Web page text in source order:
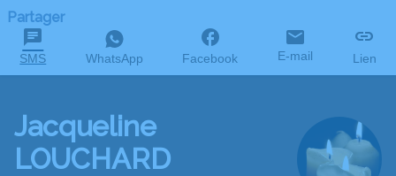
Partager
SMS WhatsApp Facebook E-mail Lien
Jacqueline
LOUCHARD